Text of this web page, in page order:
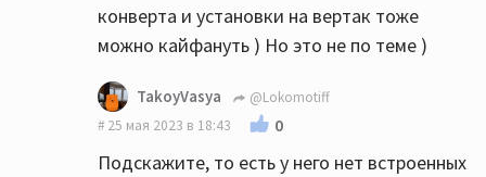
конверта и установки на вертак тоже
можно кайфануть ) Но это не по теме )
TakoyVasya
@Lokomotiff
25 мая 2023 в 18:43
0
Подскажите, то есть у него нет встроенных